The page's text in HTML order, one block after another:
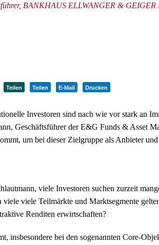
BANKHAUS ELLWANGER & GEIGER
Teilen Teilen E-Mail Drucken
Investoren sind nach wie vor stark an
Geschäftsführer der E&G Funds & Asset
um bei dieser Zielgruppe als Anbieter
viele Investoren suchen zurzeit
viele Teilmärkte und Marktsegmente
Renditen erwirtschaften?
insbesondere bei den sogenannten Core-